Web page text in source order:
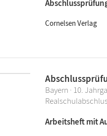
Cornelsen Verlag
Bayern · 10.
Arbeitsheft mit